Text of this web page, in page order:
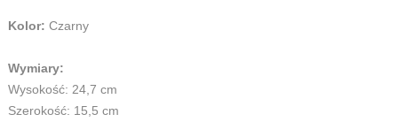
Kolor: Czarny
Wymiary:
Wysokość: 24,7 cm
Szerokość: 15,5 cm